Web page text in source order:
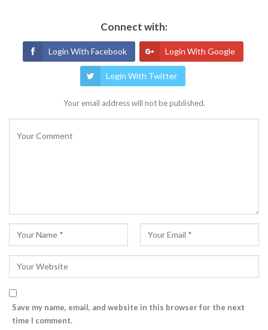
Connect with:
Login With Facebook Login With Google
Login With Twitter
Your email address will not be published.
Save my name, email, and website in this browser for the next
time I comment.